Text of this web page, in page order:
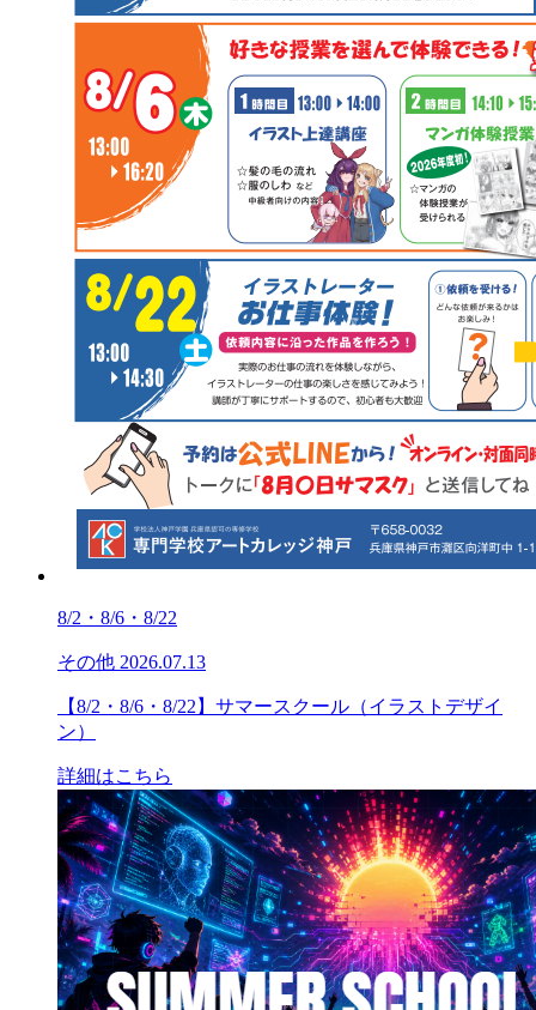
8/2・8/6・8/22
その他 2026.07.13
【8/2・8/6・8/22】サマースクール（イラストデザイ
ン）
詳細はこちら